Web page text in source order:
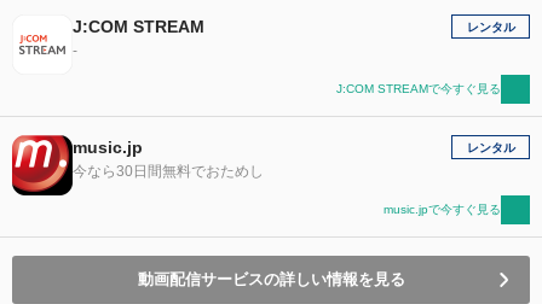
J:COM STREAM
-
レンタル
J:COM STREAMで今すぐ見る
music.jp
今なら30日間無料でおためし
レンタル
music.jpで今すぐ見る
動画配信サービスの詳しい情報を見る